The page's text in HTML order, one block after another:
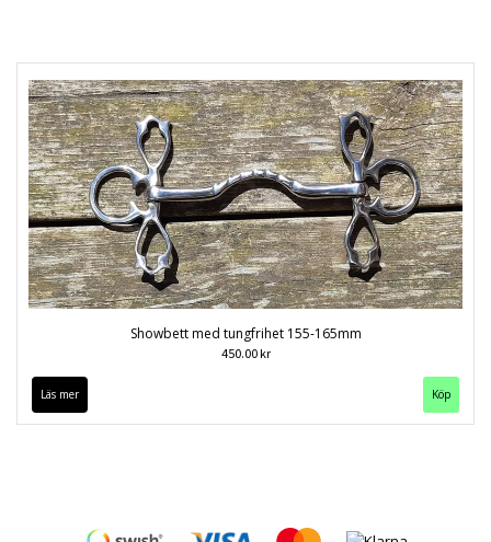
Showbett med tungfrihet 155-165mm
450.00 kr
Läs mer Köp